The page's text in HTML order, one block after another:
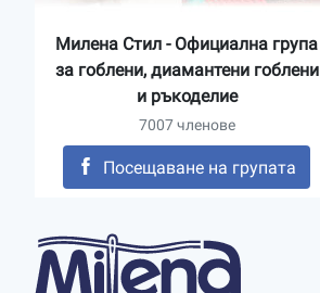
Милена Стил - Официална група
за гоблени, диамантени гоблени
и ръкоделие
7007 членове
Посещаване на групата